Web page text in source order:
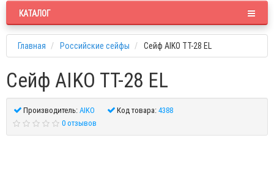
КАТАЛОГ
Главная Российские сейфы Сейф AIKO TT-28 EL
Сейф AIKO TT-28 EL
Производитель:AIKO Код товара:4388
0 отзывов